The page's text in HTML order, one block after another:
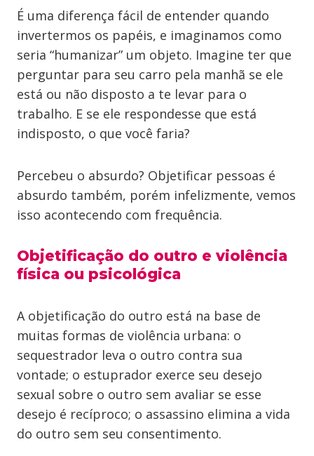
É uma diferença fácil de entender quando
invertermos os papéis, e imaginamos como
seria “humanizar” um objeto. Imagine ter que
perguntar para seu carro pela manhã se ele
está ou não disposto a te levar para o
trabalho. E se ele respondesse que está
indisposto, o que você faria?
Percebeu o absurdo? Objetificar pessoas é
absurdo também, porém infelizmente, vemos
isso acontecendo com frequência.
Objetificação do outro e violência
física ou psicológica
A objetificação do outro está na base de
muitas formas de violência urbana: o
sequestrador leva o outro contra sua
vontade; o estuprador exerce seu desejo
sexual sobre o outro sem avaliar se esse
desejo é recíproco; o assassino elimina a vida
do outro sem seu consentimento.